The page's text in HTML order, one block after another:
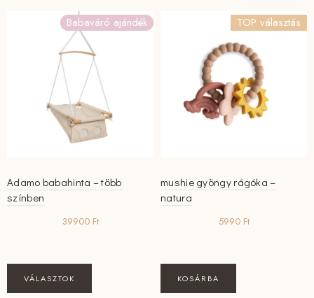
Babaváró ajándék
Adamo babahinta – több
színben
39900 Ft
VÁLASZTOK
a
TOP választás
mushie gyöngy rágóka –
natura
5990 Ft
KOSÁRBA